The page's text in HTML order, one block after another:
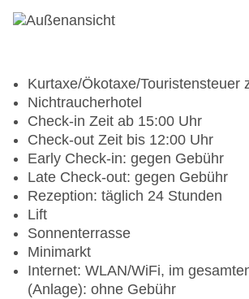
Kurtaxe/Ökotaxe/Touristensteuer
Nichtraucherhotel
Check-in Zeit ab 15:00 Uhr
Check-out Zeit bis 12:00 Uhr
Early Check-in: gegen Gebühr
Late Check-out: gegen Gebühr
Rezeption: täglich 24 Stunden
Lift
Sonnenterrasse
Minimarkt
Internet: WLAN/WiFi, im
(Anlage): ohne Gebühr